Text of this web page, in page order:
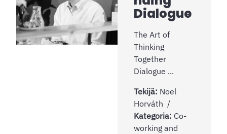
Dialogue
The Art of
Thinking
Together
Dialogue ...
Tekijä: Noel
Horváth
Kategoria: Co-
working and